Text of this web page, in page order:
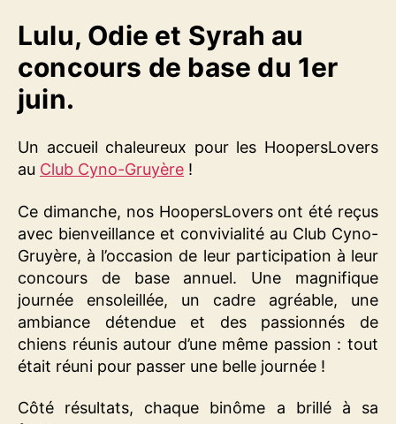
Lulu, Odie et Syrah au
concours de base du 1er
juin.
Un accueil chaleureux pour les HoopersLovers
au Club Cyno-Gruyère !
Ce dimanche, nos HoopersLovers ont été reçus
avec bienveillance et convivialité au Club Cyno-
Gruyère, à l’occasion de leur participation à leur
concours de base annuel. Une magnifique
journée ensoleillée, un cadre agréable, une
ambiance détendue et des passionnés de
chiens réunis autour d’une même passion : tout
était réuni pour passer une belle journée !
Côté résultats, chaque binôme a brillé à sa